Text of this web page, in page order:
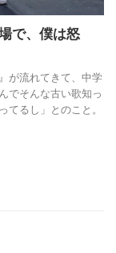
で、僕は怒
が流れてきて、中学
でそんな古い歌知っ
てるし」とのこと。